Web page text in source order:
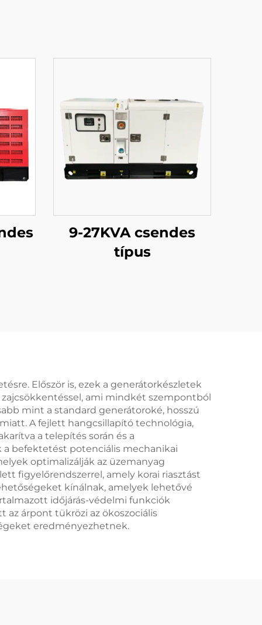
9-27KVA csendes
típus
Először is, ezek a generátorkészletek
ami mindkét szempontból
mint a standard generátoroké, hosszú
A fejlett hangcsillapító technológia,
a telepítés során és a
a befektetést potenciális mechanikai
optimalizálják az üzemanyag
figyelőrendszerrel, amely korai riasztást
kínálnak, amelyek lehetővé
időjárás-védelmi funkciók
az árpont tükrözi az ökoszociális
eredményezhetnek.